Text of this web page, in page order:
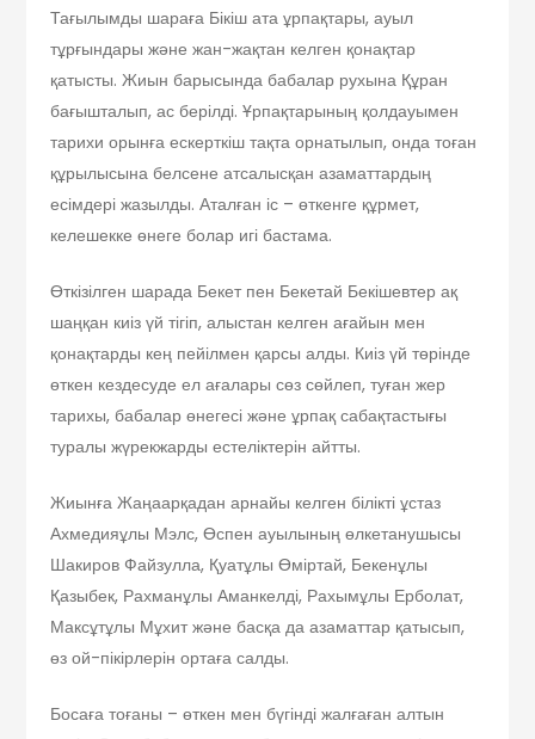
Тағылымды шараға Бікіш ата ұрпақтары, ауыл
тұрғындары және жан-жақтан келген қонақтар
қатысты. Жиын барысында бабалар рухына Құран
бағышталып, ас берілді. Ұрпақтарының қолдауымен
тарихи орынға ескерткіш тақта орнатылып, онда тоған
құрылысына белсене атсалысқан азаматтардың
есімдері жазылды. Аталған іс – өткенге құрмет,
келешекке өнеге болар игі бастама.
Өткізілген шарада Бекет пен Бекетай Бекішевтер ақ
шаңқан киіз үй тігіп, алыстан келген ағайын мен
қонақтарды кең пейілмен қарсы алды. Киіз үй төрінде
өткен кездесуде ел ағалары сөз сөйлеп, туған жер
тарихы, бабалар өнегесі және ұрпақ сабақтастығы
туралы жүрекжарды естеліктерін айтты.
Жиынға Жаңаарқадан арнайы келген білікті ұстаз
Ахмедияұлы Мэлс, Өспен ауылының өлкетанушысы
Шакиров Файзулла, Қуатұлы Өміртай, Бекенұлы
Қазыбек, Рахманұлы Аманкелді, Рахымұлы Ерболат,
Максұтұлы Мұхит және басқа да азаматтар қатысып,
өз ой-пікірлерін ортаға салды.
Босаға тоғаны – өткен мен бүгінді жалғаған алтын